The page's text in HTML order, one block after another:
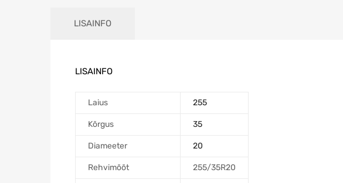
LISAINFO
LISAINFO
Laius 255
Kõrgus 35
Diameeter 20
Rehvimõõt 255/35R20